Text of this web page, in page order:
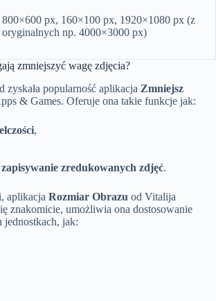
800×600 px, 160×100 px, 1920×1080 px (z
oryginalnych np. 4000×3000 px)
zmniejszyć wagę zdjęcia?
popularność aplikacja Zmniejsz
& Games. Oferuje ona takie funkcje jak:
,
zredukowanych zdjęć.
aplikacja Rozmiar Obrazu od Vitalija
znakomicie, umożliwia ona dostosowanie
jak: